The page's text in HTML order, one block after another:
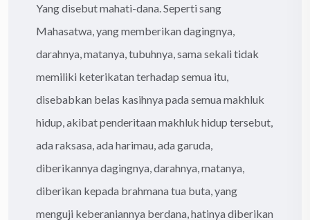
Yang disebut mahati-dana. Seperti sang
Mahasatwa, yang memberikan dagingnya,
darahnya, matanya, tubuhnya, sama sekali tidak
memiliki keterikatan terhadap semua itu,
disebabkan belas kasihnya pada semua makhluk
hidup, akibat penderitaan makhluk hidup tersebut,
ada raksasa, ada harimau, ada garuda,
diberikannya dagingnya, darahnya, matanya,
diberikan kepada brahmana tua buta, yang
menguji keberaniannya berdana, hatinya diberikan